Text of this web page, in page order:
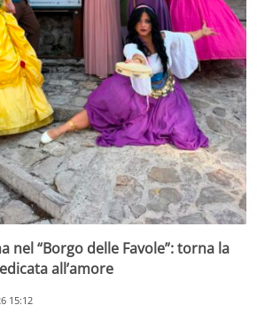
nel “Borgo delle Favole”: torna la
all’amore
15:12